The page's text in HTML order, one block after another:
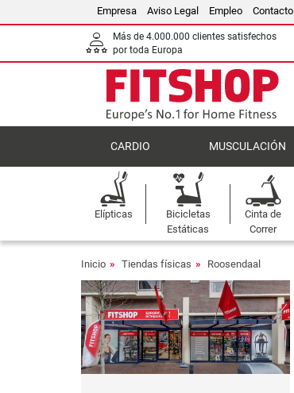
Empresa Aviso Legal Empleo Contacto
Más de 4.000.000 clientes satisfechos
por toda Europa
CARDIO MUSCULACIÓN
Elípticas
Bicicletas
Estáticas
Cinta de
Correr
Inicio Tiendas físicas Roosendaal